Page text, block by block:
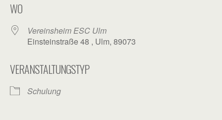
WO
Vereinsheim ESC Ulm
Einsteinstraße 48 , Ulm, 89073
VERANSTALTUNGSTYP
Schulung